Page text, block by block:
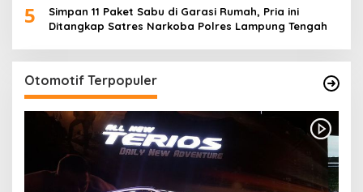
5
Simpan 11 Paket Sabu di Garasi Rumah, Pria ini
Ditangkap Satres Narkoba Polres Lampung Tengah
Otomotif Terpopuler